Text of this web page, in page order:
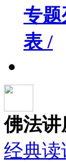
专题
表 /
佛法
经典读